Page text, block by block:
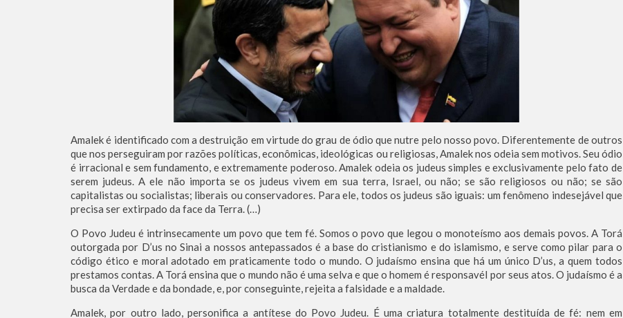
Amalek é identificado com a destruição em virtude do grau de ódio que nutre pelo nosso povo. Diferentemente de outros
que nos perseguiram por razões políticas, econômicas, ideológicas ou religiosas, Amalek nos odeia sem motivos. Seu ódio
é irracional e sem fundamento, e extremamente poderoso. Amalek odeia os judeus simples e exclusivamente pelo fato de
serem judeus. A ele não importa se os judeus vivem em sua terra, Israel, ou não; se são religiosos ou não; se são
capitalistas ou socialistas; liberais ou conservadores. Para ele, todos os judeus são iguais: um fenômeno indesejável que
precisa ser extirpado da face da Terra. (…)
O Povo Judeu é intrinsecamente um povo que tem fé. Somos o povo que legou o monoteísmo aos demais povos. A Torá
outorgada por D’us no Sinai a nossos antepassados é a base do cristianismo e do islamismo, e serve como pilar para o
código ético e moral adotado em praticamente todo o mundo. O judaísmo ensina que há um único D’us, a quem todos
prestamos contas. A Torá ensina que o mundo não é uma selva e que o homem é responsavél por seus atos. O judaísmo é a
busca da Verdade e da bondade, e, por conseguinte, rejeita a falsidade e a maldade.
Amalek, por outro lado, personifica a antítese do Povo Judeu. É uma criatura totalmente destituída de fé: nem em